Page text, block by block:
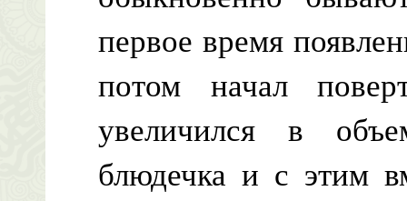
первое время
потом начал
увеличился в
блюдечка и с этим